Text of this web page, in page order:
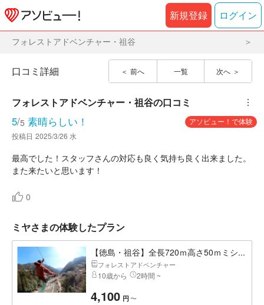
新規登録 ログイン
フォレストアドベンチャー・祖谷
前へ 一覧 次へ
口コミ詳細
フォレストアドベンチャー・祖谷の口コミ ︙
5/5 素晴らしい！
アソビュー！で体験
投稿日 2025/3/26 水
最高でした！スタッフさんの対応も良く気持ち良く出来ました。
また来たいと思います！
0
ミヤさまの体験したプラン
【徳島・祖谷】全長720ｍ高さ50ｍミシ...
フォレストアドベンチャー
10歳から 2時間 ~
4,100 円 〜